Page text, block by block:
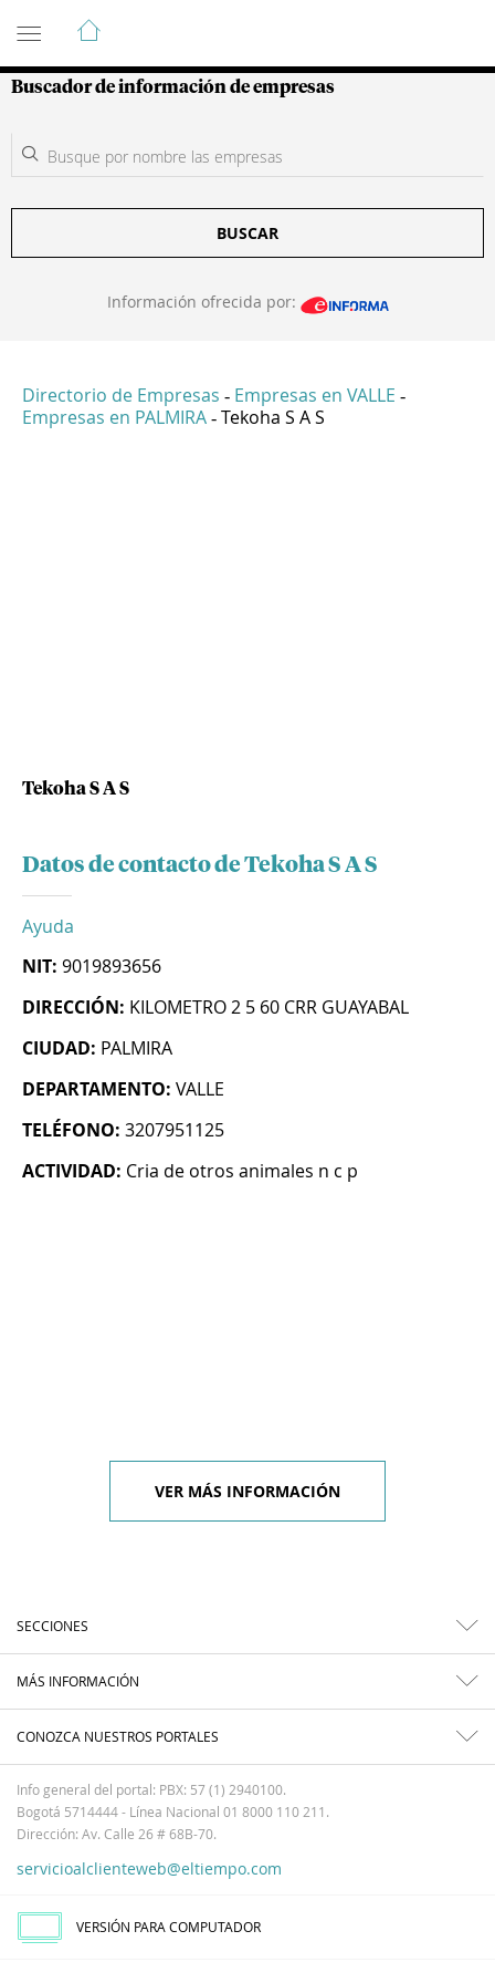
Guía de Empresas Colombianas
Buscador de información de empresas
BUSCAR
Información ofrecida por:
Directorio de Empresas - Empresas en VALLE -
Empresas en PALMIRA - Tekoha S A S
Tekoha S A S
Datos de contacto de Tekoha S A S
Ayuda
NIT: 9019893656
DIRECCIÓN: KILOMETRO 2 5 60 CRR GUAYABAL
CIUDAD: PALMIRA
DEPARTAMENTO: VALLE
TELÉFONO: 3207951125
ACTIVIDAD: Cria de otros animales n c p
VER MÁS INFORMACIÓN
SECCIONES
MÁS INFORMACIÓN
CONOZCA NUESTROS PORTALES
Info general del portal: PBX: 57 (1) 2940100.
Bogotá 5714444 - Línea Nacional 01 8000 110 211.
Dirección: Av. Calle 26 # 68B-70.
servicioalclienteweb@eltiempo.com
VERSIÓN PARA COMPUTADOR